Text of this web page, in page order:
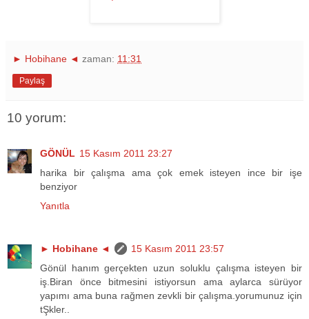
► Hobihane ◄ zaman: 11:31
Paylaş
10 yorum:
GÖNÜL 15 Kasım 2011 23:27
harika bir çalışma ama çok emek isteyen ince bir işe
benziyor
Yanıtla
► Hobihane ◄
15 Kasım 2011 23:57
Gönül hanım gerçekten uzun soluklu çalışma isteyen bir
iş.Biran önce bitmesini istiyorsun ama aylarca sürüyor
yapımı ama buna rağmen zevkli bir çalışma.yorumunuz için
tŞkler..